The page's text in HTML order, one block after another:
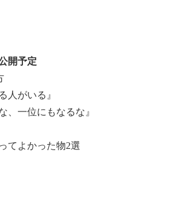
開予定
人がいる』
、一位にもなるな』
てよかった物2選